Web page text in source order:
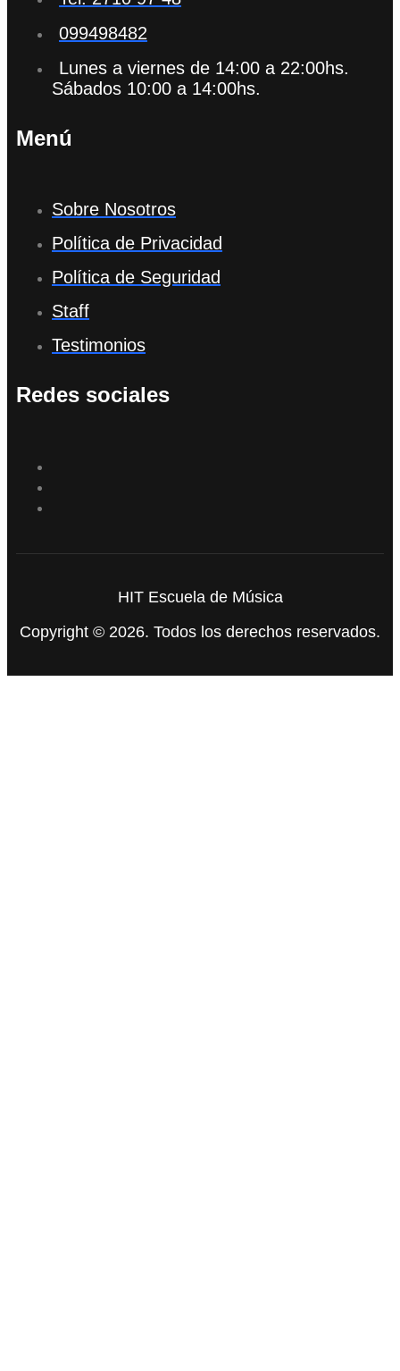
099498482
Lunes a viernes de 14:00 a 22:00hs.
Sábados 10:00 a 14:00hs.
Menú
Sobre Nosotros
Política de Privacidad
Política de Seguridad
Staff
Testimonios
Redes sociales
HIT Escuela de Música
Copyright © 2026. Todos los derechos reservados.